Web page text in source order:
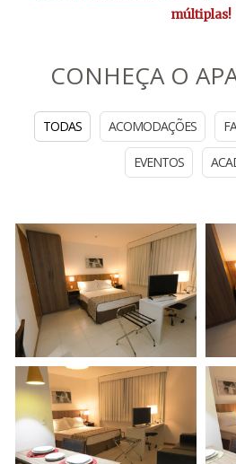
múltiplas!
CONHEÇA O
TODAS ACOMODAÇÕES
EVENTOS